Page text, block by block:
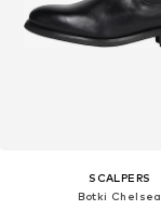
SCALPERS
Botki Chelsea